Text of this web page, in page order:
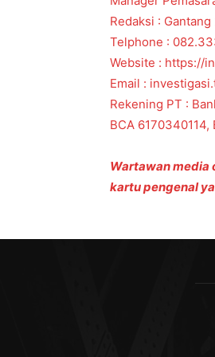
Redaksi :
Telphone :
Website : https://
Email :
Rekening PT :
BCA
Wartawan media
kartu pengenal